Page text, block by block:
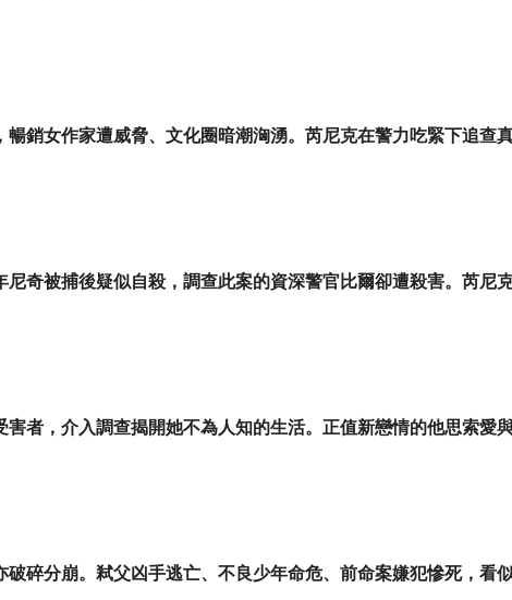
銷女作家遭威脅、文化圈暗潮洶湧。芮尼克在警力吃緊下追查
奇被捕後疑似自殺，調查此案的資深警官比爾卻遭殺害。芮尼
者，介入調查揭開她不為人知的生活。正值新戀情的他思索愛
碎分崩。弒父凶手逃亡、不良少年命危、前命案嫌犯慘死，看